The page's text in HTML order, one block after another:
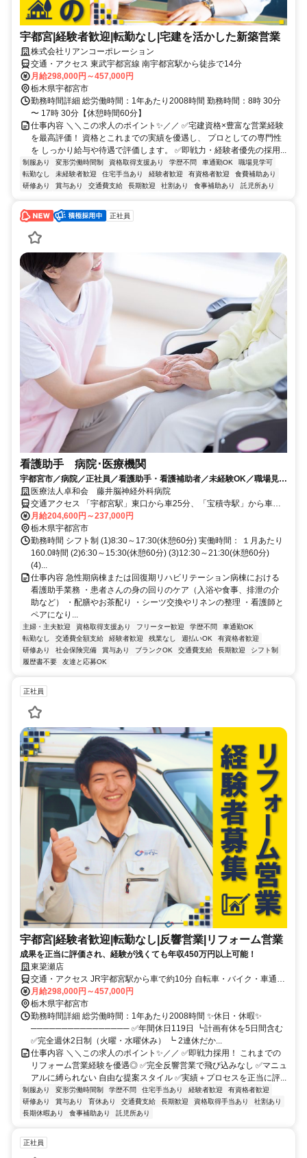
宇都宮|経験者歓迎|転勤なし|宅建を活かした新築営業
株式会社リアンコーポレーション
交通・アクセス 東武宇都宮線 南宇都宮駅から徒歩で14分
月給298,000円～457,000円
栃木県宇都宮市
勤務時間詳細 総労働時間：1年あたり2008時間 勤務時間：8時 30分
〜 17時 30分【休憩時間60分】
仕事内容 ＼＼この求人のポイント✨／／ ✅宅建資格×豊富な営業経験
を最高評価！ 資格とこれまでの実績を優遇し、 プロとしての専門性
を しっかり給与や待遇で評価します。 ✅即戦力・経験者優先の採用...
制服あり 変形労働時間制 資格取得支援あり 学歴不問 車通勤OK
職場見学可
転勤なし
未経験者歓迎 住宅手当あり 経験者歓迎 有資格者歓迎
食費補助あり
研修あり
賞与あり 交通費支給 長期歓迎 社割あり 食事補助あり 託児所あり
正社員
看護助手 病院･医療機関
宇都宮市／病院／正社員／看護助手・看護補助者／未経験OK／職場見学
もお気軽にお問い合わせください/6045_201554
医療法人卓和会 藤井脳神経外科病院
交通アクセス 「宇都宮駅」東口から車25分、「宝積寺駅」から車７
分、「氏家駅」から車14分
月給204,600円～237,000円
栃木県宇都宮市
勤務時間 シフト制 (1)8:30～17:30(休憩60分) 実働時間： １月あたり
160.0時間 (2)6:30～15:30(休憩60分) (3)12:30～21:30(休憩60分)
(4)...
仕事内容 急性期病棟または回復期リハビリテーション病棟における
看護助手業務 ・患者さんの身の回りのケア（入浴や食事、排泄の介
助など） ・配膳やお茶配り ・シーツ交換やリネンの整理 ・看護師と
ペアになり...
主婦・主夫歓迎 資格取得支援あり フリーター歓迎 学歴不問
車通勤OK
転勤なし
交通費全額支給 経験者歓迎 残業なし 週払いOK
有資格者歓迎
研修あり
社会保険完備 賞与あり ブランクOK 交通費支給 長期歓迎
シフト制
履歴書不要
友達と応募OK
正社員
宇都宮|経験者歓迎|転勤なし|反響営業|リフォーム営業
成果を正当に評価され、経験が浅くても年収450万円以上可能！
東簗瀬店
交通・アクセス JR宇都宮駅から車で約10分 自転車・バイク・車通勤
OK! 無料駐車場完備
月給298,000円～457,000円
栃木県宇都宮市
勤務時間詳細 総労働時間：1年あたり2008時間 ✨休日・休暇✨
──────────────── ✅年間休日119日 ┗計画有休を5日間含む
✅完全週休2日制（火曜・水曜休み） ┗ 2連休だか...
仕事内容 ＼＼この求人のポイント✨／／ ✅即戦力採用！ これまでの
リフォーム営業経験を優遇◎ ✅完全反響営業で飛び込みなし ✅マニュ
アルに縛られない 自由な提案スタイル ✅実績＋プロセスを正当に評...
制服あり 変形労働時間制 学歴不問 住宅手当あり 経験者歓迎
有資格者歓迎
研修あり
賞与あり 育休あり 交通費支給 長期歓迎 資格取得手当あり
社割あり
長期休暇あり
食事補助あり 託児所あり
正社員